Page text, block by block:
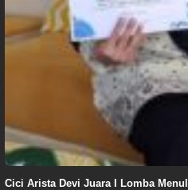
Cici Arista Devi Juara I Lomba